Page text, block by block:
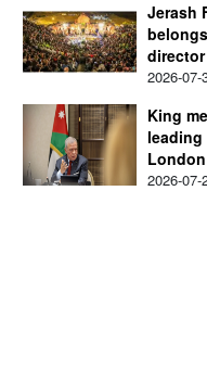
Jerash
2026-07-
King
leading
London
2026-07-